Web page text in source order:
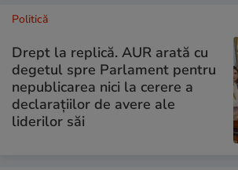
Politică
Drept la replică. AUR arată cu
degetul spre Parlament pentru
nepublicarea nici la cerere a
declarațiilor de avere ale
liderilor săi